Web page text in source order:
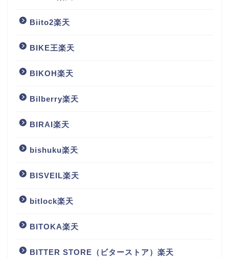
Biito2楽天
BIKE王楽天
BIKOH楽天
Bilberry楽天
BIRAI楽天
bishuku楽天
BISVEIL楽天
bitlock楽天
BITOKA楽天
BITTER STORE（ビターストア）楽天